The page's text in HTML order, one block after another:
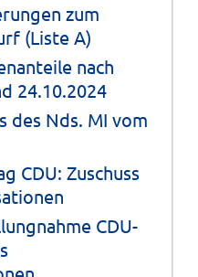
zum
(Liste A)
nach
24.10.2024
des Nds. MI vom
CDU: Zuschuss
CDU-